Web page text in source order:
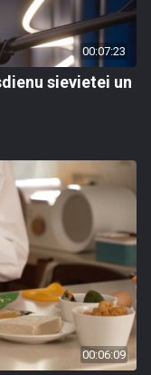
00:07:23
sievietei un
00:06:09